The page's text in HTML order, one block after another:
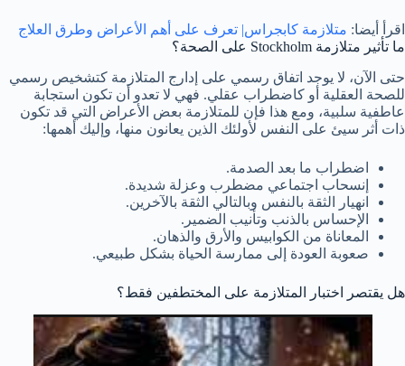
اقرأ أيضا: متلازمة كابجراس| تعرف على أهم الأعراض وطرق العلاج
ما تأثير متلازمة Stockholm على الصحة؟
حتى الآن، لا يوجد اتفاق رسمي على إدارج المتلازمة كتشخيص رسمي
للصحة العقلية أو كاضطراب عقلي. فهي لا تعدو أن تكون استجابة
عاطفية سلبية، ومع هذا فإن للمتلازمة بعض الأعراض التي قد تكون
ذات أثر سيئ على النفس لأولئك الذين يعانون منها، وإليك أهمها:
اضطراب ما بعد الصدمة.
إنسحاب اجتماعي مضطرب وعزلة شديدة.
انهيار الثقة بالنفس وبالتالي الثقة بالآخرين.
الإحساس بالذنب وتأنيب الضمير.
المعاناة من الكوابيس والأرق والذهان.
صعوبة العودة إلى ممارسة الحياة بشكل طبيعي.
هل يقتصر اختبار المتلازمة على المختطفين فقط؟